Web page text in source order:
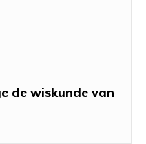
de wiskunde van